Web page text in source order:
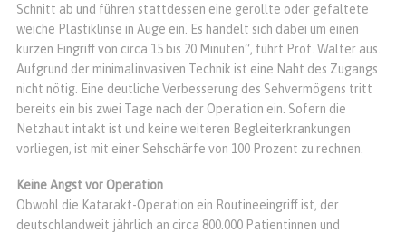
Schnitt ab und führen stattdessen eine gerollte oder gefaltete
weiche Plastiklinse in Auge ein. Es handelt sich dabei um einen
kurzen Eingriff von circa 15 bis 20 Minuten“, führt Prof. Walter aus.
Aufgrund der minimalinvasiven Technik ist eine Naht des Zugangs
nicht nötig. Eine deutliche Verbesserung des Sehvermögens tritt
bereits ein bis zwei Tage nach der Operation ein. Sofern die
Netzhaut intakt ist und keine weiteren Begleiterkrankungen
vorliegen, ist mit einer Sehschärfe von 100 Prozent zu rechnen.
Keine Angst vor Operation
Obwohl die Katarakt-Operation ein Routineeingriff ist, der
deutschlandweit jährlich an circa 800.000 Patientinnen und